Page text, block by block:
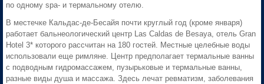
по одному spa- и термальному отелю.
В местечке Кальдас-де-Бесайя почти круглый год (кроме января)
работает бальнеологический центр Las Caldas de Besaya, отель Gran
Hotel 3* которого рассчитан на 180 гостей. Местные целебные воды
использовали еще римляне. Центр предполагает термальные ванны
с подводным гидромассажем, пузырьковые и термальные ванны,
разные виды душа и массажа. Здесь лечат ревматизм, заболевания